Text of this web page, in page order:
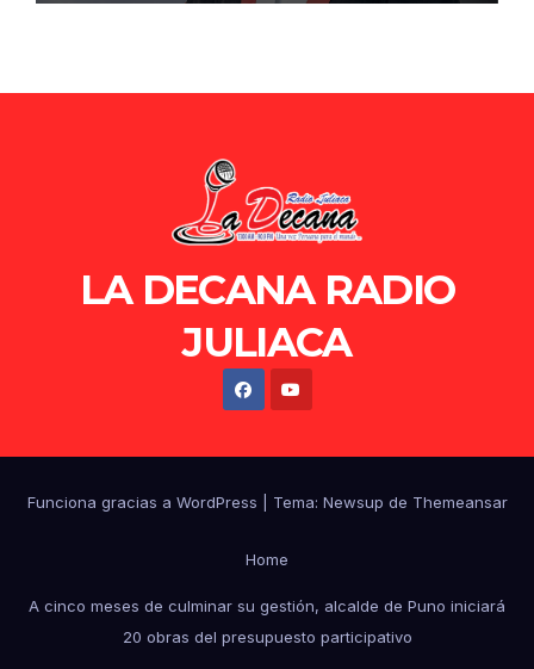
LA DECANA RADIO
JULIACA
Funciona gracias a WordPress Tema: Newsup de Themeansar
Home
A cinco meses de culminar su gestión, alcalde de Puno iniciará
20 obras del presupuesto participativo